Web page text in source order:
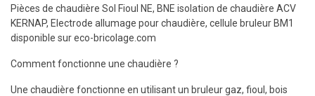
Pièces de chaudière Sol Fioul NE, BNE isolation de chaudière ACV
KERNAP, Electrode allumage pour chaudière, cellule bruleur BM1
disponible sur eco-bricolage.com
Comment fonctionne une chaudière ?
Une chaudière fonctionne en utilisant un bruleur gaz, fioul, bois